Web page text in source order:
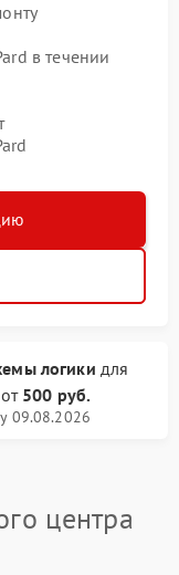
в течении
логики для
от 500 руб.
09.08.2026
центра